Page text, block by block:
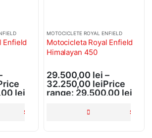
Enfield
lei
SELECTEAZĂ OPȚIUNILE
MOTOCICLETE ROYAL ENFIELD
Motocicleta Royal Enfield
Himalayan 450
29.500,00 lei –
32.250,00 leiPrice
range: 29.500,00 lei
Oferta Speciala - Set Portbagaje Textile ATV Bronco – Față + Spate
470,00
Current
lei.
Motocicleta Barton Noxo 125cc Euro 5